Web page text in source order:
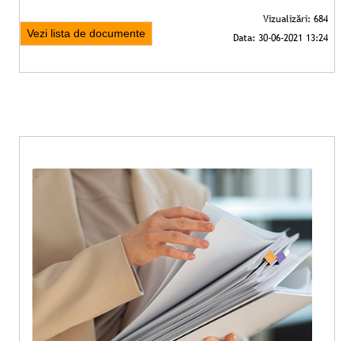
Vezi lista de documente